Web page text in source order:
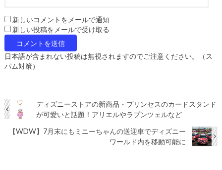
新しいコメントをメールで通知
新しい投稿をメールで受け取る
日本語が含まれない投稿は無視されますのでご注意ください。（ス
パム対策）
ディズニーストアの新商品・プリンセスのカードスタンド
が可愛いと話題！アリエルやラプンツェルなど
【WDW】7月末にもミニーちゃんの送迎車でディズニー
ワールド内を移動可能に